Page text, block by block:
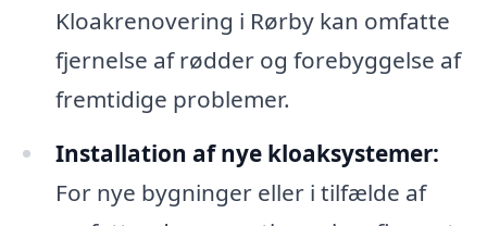
Kloakrenovering i Rørby kan omfatte
fjernelse af rødder og forebyggelse af
fremtidige problemer.
Installation af nye kloaksystemer:
For nye bygninger eller i tilfælde af